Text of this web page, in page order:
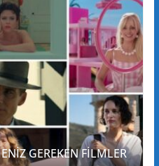
GEREKEN FİLMLER